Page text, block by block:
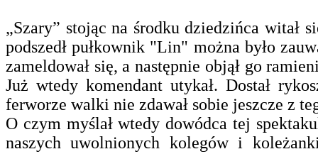
„Szary” stojąc na środku dziedzińca witał
podszedł pułkownik "Lin" można było
zameldował się, a następnie objął go
Już wtedy komendant utykał. Dostał
ferworze walki nie zdawał sobie jeszcze z
O czym myślał wtedy dowódca tej
naszych uwolnionych kolegów i